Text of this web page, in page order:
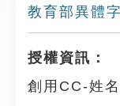
教育部異體
授權資訊：
創用CC-姓